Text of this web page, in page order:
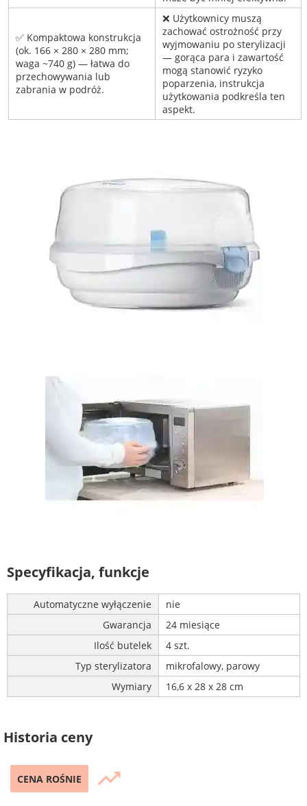
✅ Kompaktowa konstrukcja
(ok. 166 × 280 × 280 mm;
waga ~740 g) — łatwa do
przechowywania lub
zabrania w podróż.
❌ Użytkownicy muszą
zachować ostrożność przy
wyjmowaniu po sterylizacji
— gorąca para i zawartość
mogą stanowić ryzyko
poparzenia, instrukcja
użytkowania podkreśla ten
aspekt.
Specyfikacja, funkcje
Automatyczne wyłączenie
nie
Gwarancja
24 miesiące
Ilość butelek
4 szt.
Typ sterylizatora
mikrofalowy, parowy
Wymiary
16,6 x 28 x 28 cm
Historia ceny
CENA ROŚNIE trending_up